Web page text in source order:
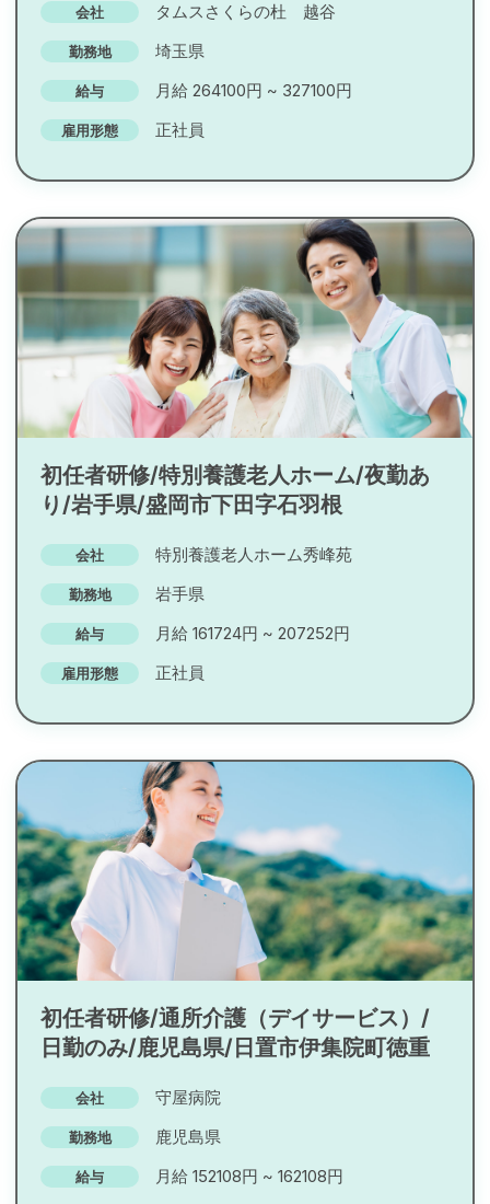
会社 タムスさくらの杜 越谷
勤務地 埼玉県
給与 月給 264100円 ~ 327100円
雇用形態 正社員
初任者研修/特別養護老人ホーム/夜勤あ
り/岩手県/盛岡市下田字石羽根
会社 特別養護老人ホーム秀峰苑
勤務地 岩手県
給与 月給 161724円 ~ 207252円
雇用形態 正社員
初任者研修/通所介護（デイサービス）/
日勤のみ/鹿児島県/日置市伊集院町徳重
会社 守屋病院
勤務地 鹿児島県
給与 月給 152108円 ~ 162108円